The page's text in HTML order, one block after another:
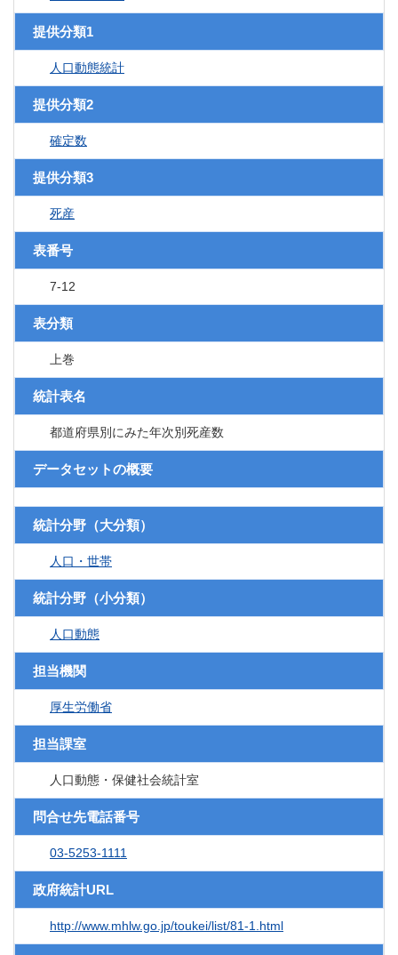
提供分類1
人口動態統計
提供分類2
確定数
提供分類3
死産
表番号
7-12
表分類
上巻
統計表名
都道府県別にみた年次別死産数
データセットの概要
統計分野（大分類）
人口・世帯
統計分野（小分類）
人口動態
担当機関
厚生労働省
担当課室
人口動態・保健社会統計室
問合せ先電話番号
03-5253-1111
政府統計URL
http://www.mhlw.go.jp/toukei/list/81-1.html